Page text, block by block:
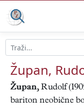
Župan,
Župan, Rudolf
bariton neobične